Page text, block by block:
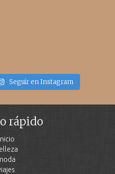
Seguir en Instagram
rápido